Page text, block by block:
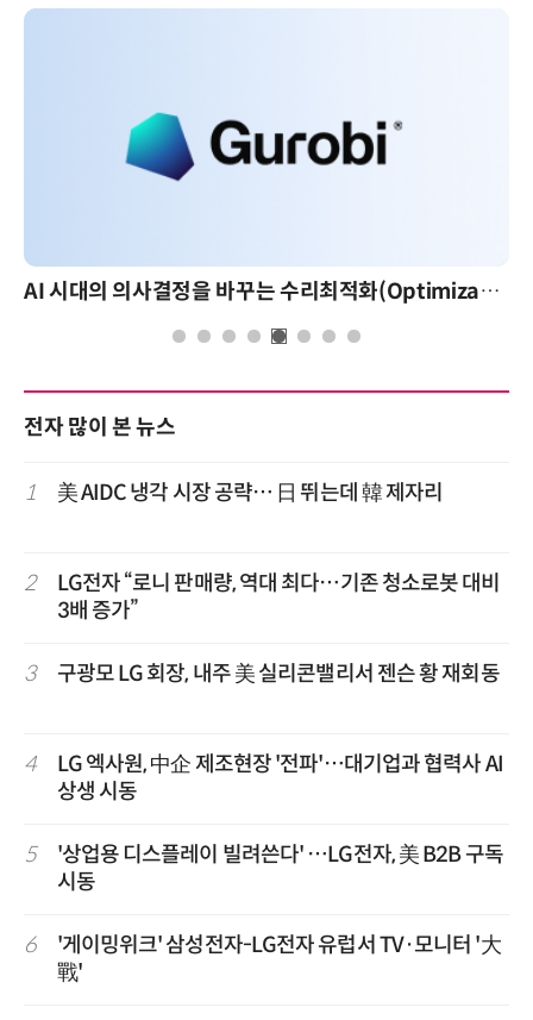
AI 시대의 의사결정을 바꾸는 수리최적화(Optimization): 실제 산업 적용 사례와 활용 전략
전자 많이 본 뉴스
1 美 AIDC 냉각 시장 공략… 日 뛰는데 韓 제자리
2
LG전자 “로니 판매량, 역대 최다…기존 청소로봇 대비
3배 증가”
3 구광모 LG 회장, 내주 美 실리콘밸리서 젠슨 황 재회동
4
LG 엑사원, 中企 제조현장 '전파'…대기업과 협력사 AI
상생 시동
5
'상업용 디스플레이 빌려쓴다' …LG전자, 美 B2B 구독
시동
6
'게이밍위크' 삼성전자-LG전자 유럽서 TV·모니터 '大
戰'